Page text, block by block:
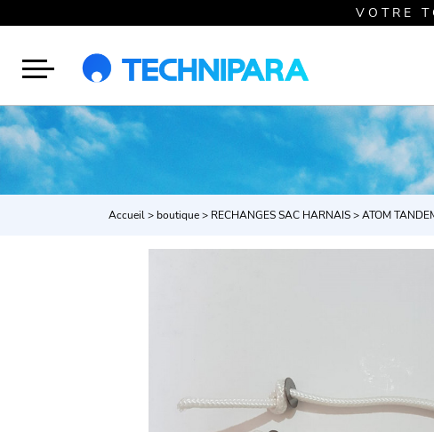
V O T R E T
Accueil>boutique> RECHANGES SAC HARNAIS>ATOM